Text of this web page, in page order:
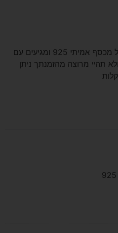
כל התכשיטים מיוצרים בישראל מכסף אמיתי 925 ומגיעים עם
תהיי מרוצה מהזמנתך ניתן